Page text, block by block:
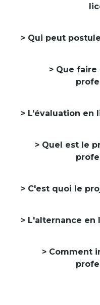
Qui peut
L’évaluation
C'est quoi le
L'alternance en